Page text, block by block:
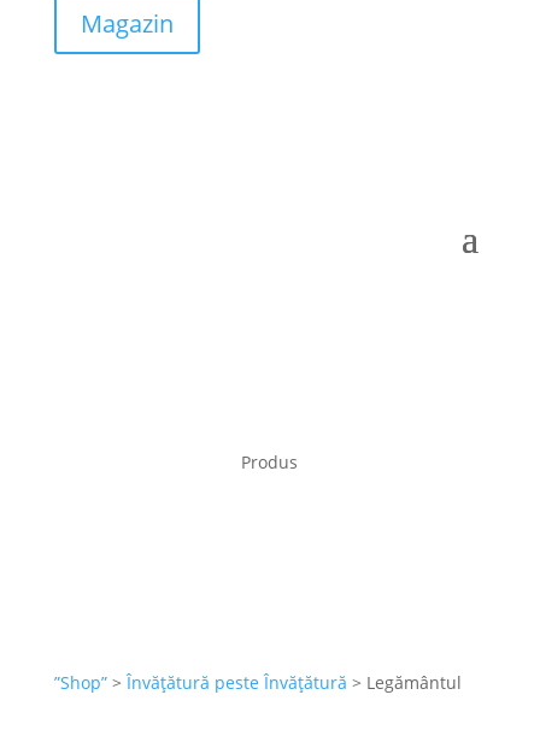
Magazin
Produs
”Shop”>Învățătură peste Învățătură > Legământul